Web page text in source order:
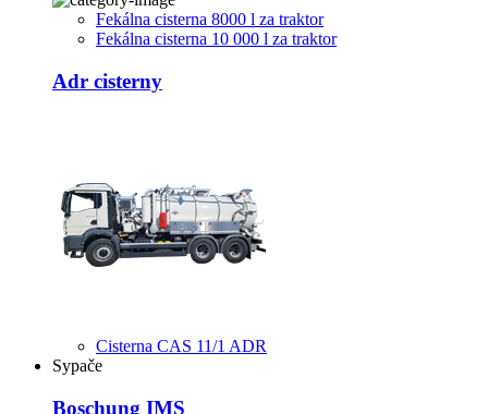
Fekálna cisterna 8000 l za traktor
Fekálna cisterna 10 000 l za traktor
Adr cisterny
Cisterna CAS 11/1 ADR
Sypače
Boschung IMS